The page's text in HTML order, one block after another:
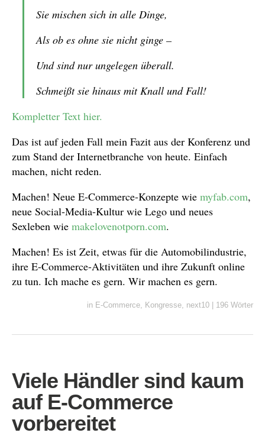
Sie mischen sich in alle Dinge,
Als ob es ohne sie nicht ginge –
Und sind nur ungelegen überall.
Schmeißt sie hinaus mit Knall und Fall!
Kompletter Text hier.
Das ist auf jeden Fall mein Fazit aus der Konferenz und
zum Stand der Internetbranche von heute. Einfach
machen, nicht reden.
Machen! Neue E-Commerce-Konzepte wie myfab.com,
neue Social-Media-Kultur wie Lego und neues
Sexleben wie makelovenotporn.com.
Machen! Es ist Zeit, etwas für die Automobilindustrie,
ihre E-Commerce-Aktivitäten und ihre Zukunft online
zu tun. Ich mache es gern. Wir machen es gern.
in E-Commerce Kongresse next10 | 196 Wörter
Viele Händler sind kaum
auf E-Commerce
vorbereitet